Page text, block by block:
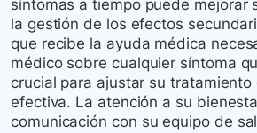
síntomas a tiempo puede mejorar
la gestión de los efectos
que recibe la ayuda médica
médico sobre cualquier síntoma
crucial para ajustar su tratamiento
efectiva. La atención a su
comunicación con su equipo de